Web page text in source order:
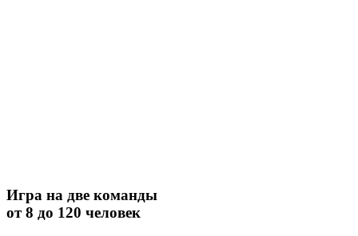
Игра на две команды
от 8 до 120 человек